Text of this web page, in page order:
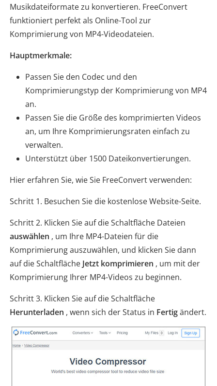
Musikdateiformate zu konvertieren. FreeConvert
funktioniert perfekt als Online-Tool zur
Komprimierung von MP4-Videodateien.
Hauptmerkmale:
Passen Sie den Codec und den
Komprimierungstyp der Komprimierung von MP4
an.
Passen Sie die Größe des komprimierten Videos
an, um Ihre Komprimierungsraten einfach zu
verwalten.
Unterstützt über 1500 Dateikonvertierungen.
Hier erfahren Sie, wie Sie FreeConvert verwenden:
Schritt 1. Besuchen Sie die kostenlose Website-Seite.
Schritt 2. Klicken Sie auf die Schaltfläche Dateien
auswählen , um Ihre MP4-Dateien für die
Komprimierung auszuwählen, und klicken Sie dann
auf die Schaltfläche Jetzt komprimieren , um mit der
Komprimierung Ihrer MP4-Videos zu beginnen.
Schritt 3. Klicken Sie auf die Schaltfläche
Herunterladen , wenn sich der Status in Fertigändert.